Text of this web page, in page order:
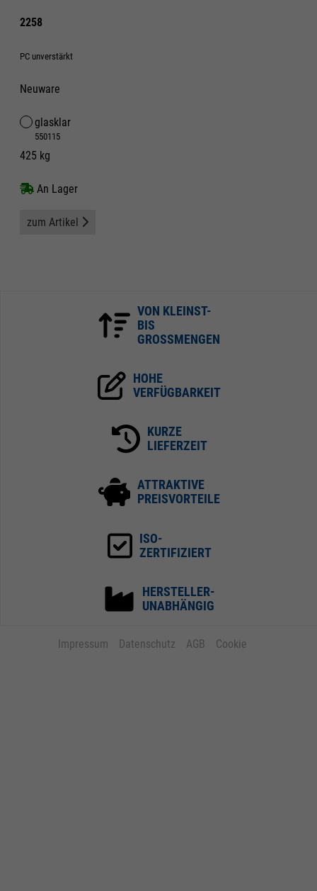
2258
PC unverstärkt
Neuware
glasklar
550115
425 kg
An Lager
zum Artikel
VON KLEINST-
BIS
GROSSMENGEN
HOHE
VERFÜGBARKEIT
KURZE
LIEFERZEIT
ATTRAKTIVE
PREISVORTEILE
ISO-
ZERTIFIZIERT
HERSTELLER-
UNABHÄNGIG
Impressum Datenschutz AGB Cookie